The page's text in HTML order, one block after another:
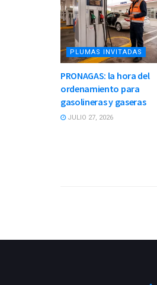
PLUMAS INVITADAS
PRONAGAS: la hora del
ordenamiento para
gasolineras y gaseras
JULIO 27, 2026